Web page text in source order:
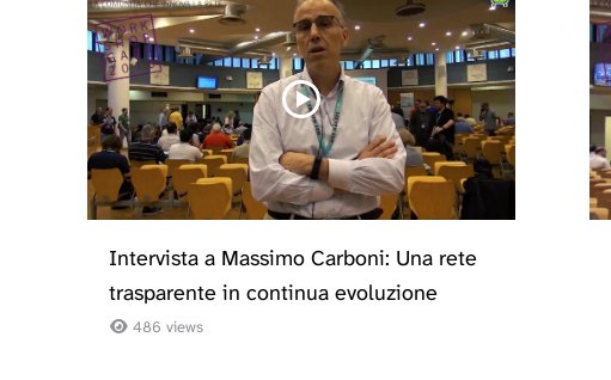
Intervista a Massimo Carboni: Una rete
trasparente in continua evoluzione
486 views